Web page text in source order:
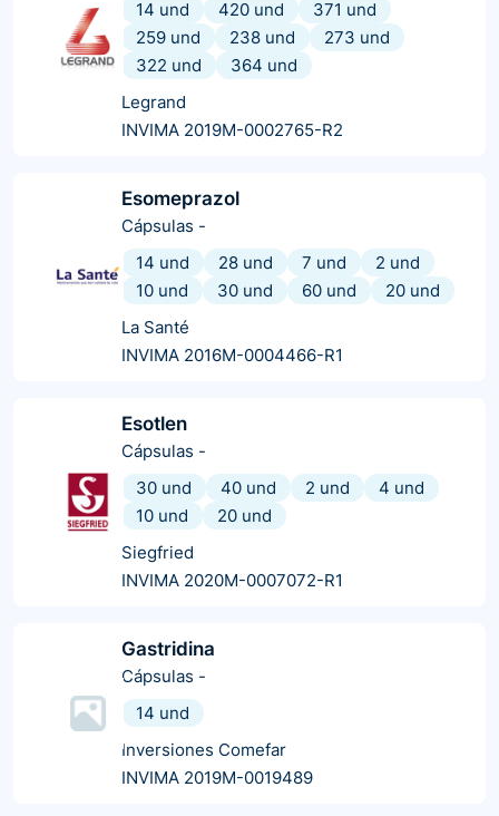
14 und
420 und
371 und
259 und
238 und
273 und
322 und
364 und
Legrand
INVIMA 2019M-0002765-R2
Esomeprazol
Cápsulas -
14 und
28 und 7 und
2 und
10 und
30 und 60 und
20 und
La Santé
INVIMA 2016M-0004466-R1
Esotlen
Cápsulas -
30 und
40 und 2 und
4 und
10 und
20 und
Siegfried
INVIMA 2020M-0007072-R1
Gastridina
Cápsulas -
14 und
Inversiones Comefar
INVIMA 2019M-0019489